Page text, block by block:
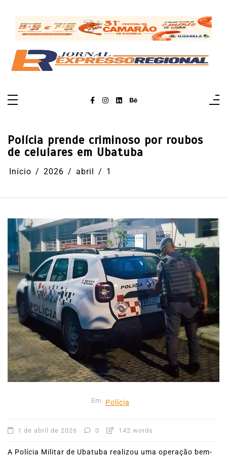
conteúdo
Polícia prende criminoso por roubos
de celulares em Ubatuba
Início 2026 abril 1
Em Polícia
1 de abril de 2026 0 142 words
A Polícia Militar de Ubatuba realizou uma operação bem-